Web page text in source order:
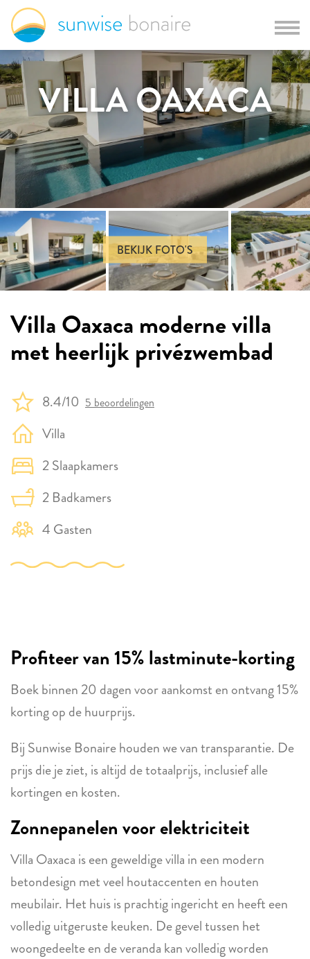
VILLA OAXACA
BEKIJK FOTO'S
Villa Oaxaca moderne villa
met heerlijk privézwembad
8.4/10 5 beoordelingen
Villa
2 Slaapkamers
2 Badkamers
4 Gasten
Profiteer van 15% lastminute-korting
Boek binnen 20 dagen voor aankomst en ontvang 15%
korting op de huurprijs.
Bij Sunwise Bonaire houden we van transparantie. De
prijs die je ziet, is altijd de totaalprijs, inclusief alle
kortingen en kosten.
Zonnepanelen voor elektriciteit
Villa Oaxaca is een geweldige villa in een modern
betondesign met veel houtaccenten en houten
meubilair. Het huis is prachtig ingericht en heeft een
volledig uitgeruste keuken. De gevel tussen het
woongedeelte en de veranda kan volledig worden